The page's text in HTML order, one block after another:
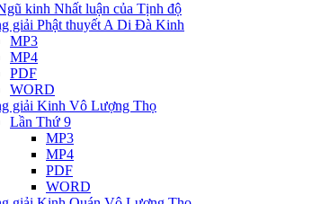
kinh Nhất luận của Tịnh độ
giải Phật thuyết A Di Đà Kinh
MP3
MP4
PDF
WORD
giải Kinh Vô Lượng Thọ
Lần Thứ 9
MP3
MP4
PDF
WORD